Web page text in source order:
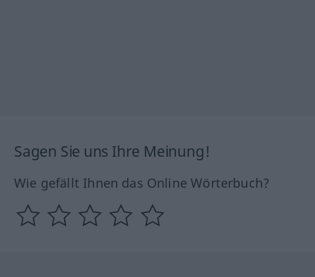
Sagen Sie uns Ihre Meinung!
Wie gefällt Ihnen das Online Wörterbuch?